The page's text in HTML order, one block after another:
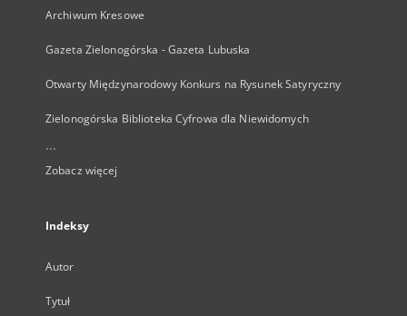
Archiwum Kresowe
Gazeta Zielonogórska - Gazeta Lubuska
Otwarty Międzynarodowy Konkurs na Rysunek Satyryczny
Zielonogórska Biblioteka Cyfrowa dla Niewidomych
...
Zobacz więcej
Indeksy
Autor
Tytuł